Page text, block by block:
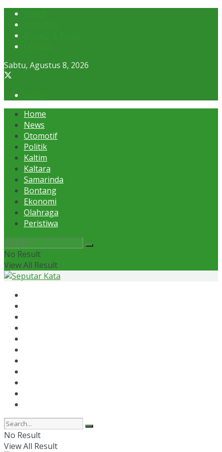
Sabtu, Agustus 8, 2026
Home
News
Otomotif
Politik
Kaltim
Kaltara
Samarinda
Bontang
Ekonomi
Olahraga
Peristiwa
No Result
View All Result
No Result
View All Result